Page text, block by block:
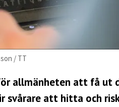
/ TT
allmänheten att få ut
svårare att hitta och